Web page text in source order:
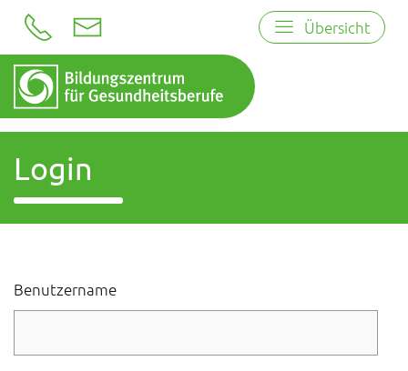
Übersicht
Login
Benutzername